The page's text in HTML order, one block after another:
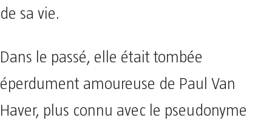
de sa vie.
Dans le passé, elle était tombée
éperdument amoureuse de Paul Van
Haver, plus connu avec le pseudonyme